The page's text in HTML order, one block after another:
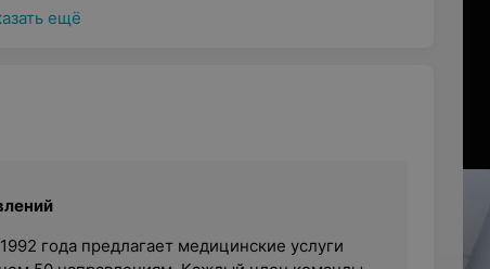
ещё
года предлагает медицинские услуги